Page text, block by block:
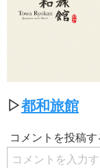
▷都和旅館